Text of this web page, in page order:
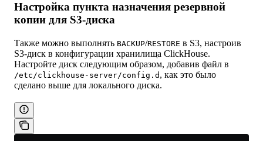
Настройка пункта назначения резервной
копии для S3-диска
Также можно выполнять BACKUP/RESTORE в S3, настроив
S3-диск в конфигурации хранилища ClickHouse.
Настройте диск следующим образом, добавив файл в
/etc/clickhouse-server/config.d , как это было
сделано выше для локального диска.